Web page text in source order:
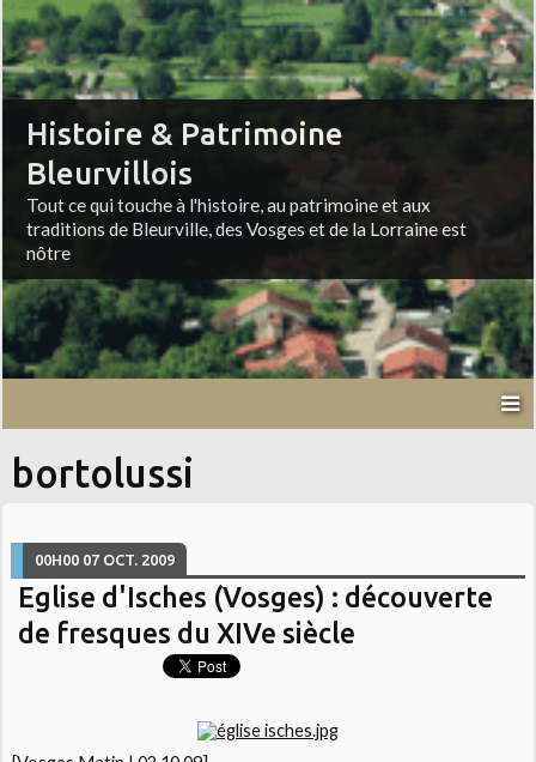
Histoire & Patrimoine
Bleurvillois
Tout ce qui touche à l'histoire, au patrimoine et aux
traditions de Bleurville, des Vosges et de la Lorraine est
nôtre
bortolussi
00H00 07 OCT. 2009
Eglise d'Isches (Vosges) : découverte
de fresques du XIVe siècle